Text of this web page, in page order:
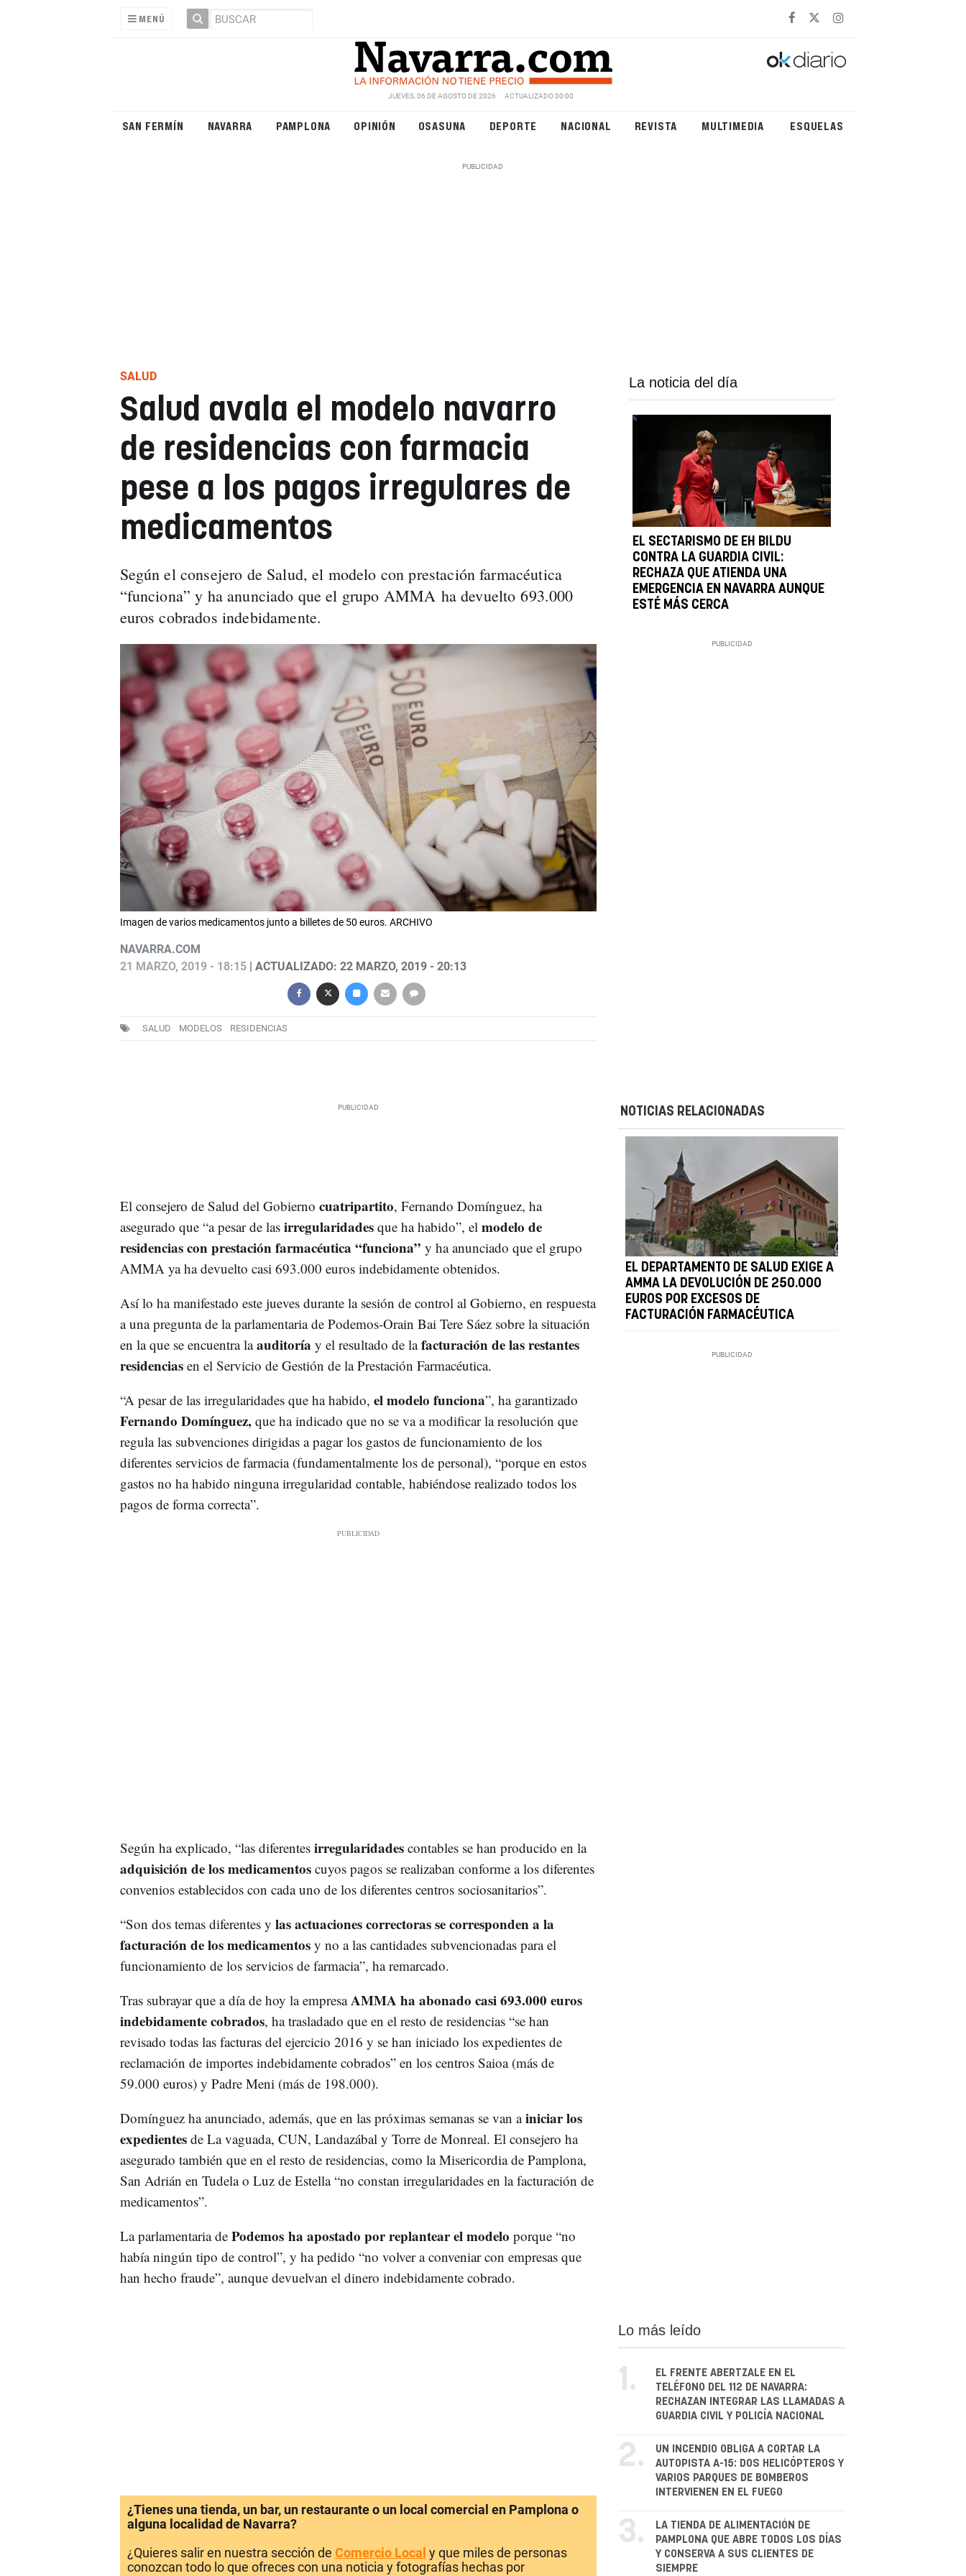
MENÚ
JUEVES, 06 DE AGOSTO DE 2026 ACTUALIZADO 00:00
SAN FERMÍN NAVARRA PAMPLONA OPINIÓN OSASUNA DEPORTE NACIONAL REVISTA MULTIMEDIA ESQUELAS
SALUD
Salud avala el modelo navarro
de residencias con farmacia
pese a los pagos irregulares de
medicamentos
Según el consejero de Salud, el modelo con prestación farmacéutica
“funciona” y ha anunciado que el grupo AMMA ha devuelto 693.000
euros cobrados indebidamente.
Imagen de varios medicamentos junto a billetes de 50 euros. ARCHIVO
NAVARRA.COM
21 MARZO, 2019 - 18:15| ACTUALIZADO: 22 MARZO, 2019 - 20:13
SALUD MODELOS RESIDENCIAS
La noticia del día
EL SECTARISMO DE EH BILDU
CONTRA LA GUARDIA CIVIL:
RECHAZA QUE ATIENDA UNA
EMERGENCIA EN NAVARRA AUNQUE
ESTÉ MÁS CERCA
El consejero de Salud del Gobierno cuatripartito, Fernando Domínguez, ha
asegurado que “a pesar de las irregularidades que ha habido”, el modelo de
residencias con prestación farmacéutica “funciona” y ha anunciado que el grupo
AMMA ya ha devuelto casi 693.000 euros indebidamente obtenidos.
Así lo ha manifestado este jueves durante la sesión de control al Gobierno, en respuesta
a una pregunta de la parlamentaria de Podemos-Orain Bai Tere Sáez sobre la situación
en la que se encuentra laauditoría y el resultado de lafacturación de las restantes
residencias en el Servicio de Gestión de la Prestación Farmacéutica.
“A pesar de las irregularidades que ha habido, el modelo funciona”, ha garantizado
Fernando Domínguez,que ha indicado que no se va a modificar la resolución que
regula las subvenciones dirigidas a pagar los gastos de funcionamiento de los
diferentes servicios de farmacia (fundamentalmente los de personal), “porque en estos
gastos no ha habido ninguna irregularidad contable, habiéndose realizado todos los
pagos de forma correcta”.
Según ha explicado, “las diferentes irregularidades contables se han producido en la
adquisición de los medicamentoscuyos pagos se realizaban conforme a los diferentes
convenios establecidos con cada uno de los diferentes centros sociosanitarios”.
“Son dos temas diferentes y las actuaciones correctoras se corresponden a la
facturación de los medicamentosy no a las cantidades subvencionadas para el
funcionamiento de los servicios de farmacia”, ha remarcado.
Tras subrayar que a día de hoy la empresaAMMA ha abonado casi 693.000 euros
indebidamente cobrados, ha trasladado que en el resto de residencias “se han
revisado todas las facturas del ejercicio 2016 y se han iniciado los expedientes de
reclamación de importes indebidamente cobrados” en los centros Saioa (más de
59.000 euros) y Padre Meni (más de 198.000).
Domínguez ha anunciado, además, que en las próximas semanas se van ainiciar los
expedientesde La vaguada, CUN, Landazábal y Torre de Monreal. El consejero ha
asegurado también que en el resto de residencias, como la Misericordia de Pamplona,
San Adrián en Tudela o Luz de Estella “no constan irregularidades en la facturación de
medicamentos”.
La parlamentaria de Podemos ha apostado por replantear el modelo porque “no
había ningún tipo de control”, y ha pedido “no volver a conveniar con empresas que
han hecho fraude”, aunque devuelvan el dinero indebidamente cobrado.
NOTICIAS RELACIONADAS
EL DEPARTAMENTO DE SALUD EXIGE A
AMMA LA DEVOLUCIÓN DE 250.000
EUROS POR EXCESOS DE
FACTURACIÓN FARMACÉUTICA
¿Tienes una tienda, un bar, un restaurante o un local comercial en Pamplona o
alguna localidad de Navarra?
¿Quieres salir en nuestra sección de Comercio Local y que miles de personas
conozcan todo lo que ofreces con una noticia y fotografías hechas por
Lo más leído
1.
EL FRENTE ABERTZALE EN EL
TELÉFONO DEL 112 DE NAVARRA:
RECHAZAN INTEGRAR LAS LLAMADAS A
GUARDIA CIVIL Y POLICÍA NACIONAL
2.
UN INCENDIO OBLIGA A CORTAR LA
AUTOPISTA A-15: DOS HELICÓPTEROS Y
VARIOS PARQUES DE BOMBEROS
INTERVIENEN EN EL FUEGO
3.
LA TIENDA DE ALIMENTACIÓN DE
PAMPLONA QUE ABRE TODOS LOS DÍAS
Y CONSERVA A SUS CLIENTES DE
SIEMPRE